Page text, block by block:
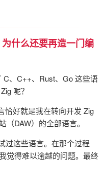
什么还要再造一门编
C、C++、Rust、Go 这些语
呢？
恰好就是我在转向开发 Zig
DAW）的全部语言。
过这些语言。在那个过程
觉得难以逾越的问题。最终